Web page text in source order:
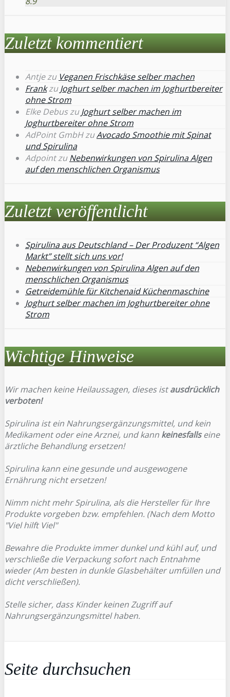
Zuletzt kommentiert
Antjezu Veganen Frischkäse selber machen
FrankzuJoghurt selber machen im Joghurtbereiter
ohne Strom
Elke DebuszuJoghurt selber machen im
Joghurtbereiter ohne Strom
AdPoint GmbHzuAvocado Smoothie mit Spinat
und Spirulina
AdpointzuNebenwirkungen von Spirulina Algen
auf den menschlichen Organismus
Zuletzt veröffentlicht
Spirulina aus Deutschland – Der Produzent “Algen
Markt” stellt sich uns vor!
Nebenwirkungen von Spirulina Algen auf den
menschlichen Organismus
Getreidemühle für Kitchenaid Küchenmaschine
Joghurt selber machen im Joghurtbereiter ohne
Strom
Wichtige Hinweise
Wir machen keine Heilaussagen, dieses istausdrücklich
verboten!
Spirulina ist ein Nahrungsergänzungsmittel, und kein
Medikament oder eine Arznei, und kann keinesfallseine
ärztliche Behandlung ersetzen!
Spirulina kann eine gesunde und ausgewogene
Ernährung nicht ersetzen!
Nimm nicht mehr Spirulina, als die Hersteller für Ihre
Produkte vorgeben bzw. empfehlen. (Nach dem Motto
"Viel hilft Viel"
Bewahre die Produkte immer dunkel und kühl auf, und
verschließe die Verpackung sofort nach Entnahme
wieder (Am besten in dunkle Glasbehälter umfüllen und
dicht verschließen).
Stelle sicher, dass Kinder keinen Zugriff auf
Nahrungsergänzungsmittel haben.
Seite durchsuchen